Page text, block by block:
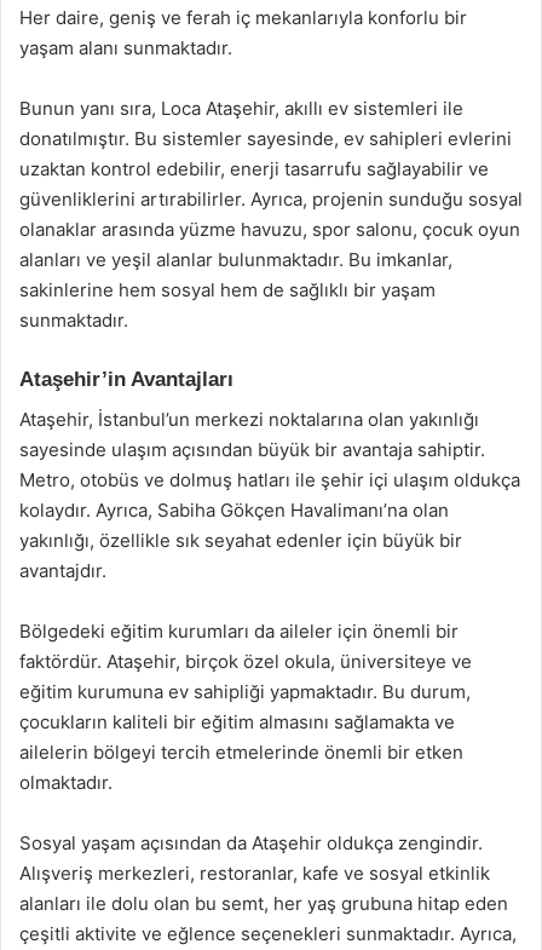
Her daire, geniş ve ferah iç mekanlarıyla konforlu bir
yaşam alanı sunmaktadır.
Bunun yanı sıra, Loca Ataşehir, akıllı ev sistemleri ile
donatılmıştır. Bu sistemler sayesinde, ev sahipleri evlerini
uzaktan kontrol edebilir, enerji tasarrufu sağlayabilir ve
güvenliklerini artırabilirler. Ayrıca, projenin sunduğu sosyal
olanaklar arasında yüzme havuzu, spor salonu, çocuk oyun
alanları ve yeşil alanlar bulunmaktadır. Bu imkanlar,
sakinlerine hem sosyal hem de sağlıklı bir yaşam
sunmaktadır.
Ataşehir’in Avantajları
Ataşehir, İstanbul’un merkezi noktalarına olan yakınlığı
sayesinde ulaşım açısından büyük bir avantaja sahiptir.
Metro, otobüs ve dolmuş hatları ile şehir içi ulaşım oldukça
kolaydır. Ayrıca, Sabiha Gökçen Havalimanı’na olan
yakınlığı, özellikle sık seyahat edenler için büyük bir
avantajdır.
Bölgedeki eğitim kurumları da aileler için önemli bir
faktördür. Ataşehir, birçok özel okula, üniversiteye ve
eğitim kurumuna ev sahipliği yapmaktadır. Bu durum,
çocukların kaliteli bir eğitim almasını sağlamakta ve
ailelerin bölgeyi tercih etmelerinde önemli bir etken
olmaktadır.
Sosyal yaşam açısından da Ataşehir oldukça zengindir.
Alışveriş merkezleri, restoranlar, kafe ve sosyal etkinlik
alanları ile dolu olan bu semt, her yaş grubuna hitap eden
çeşitli aktivite ve eğlence seçenekleri sunmaktadır. Ayrıca,